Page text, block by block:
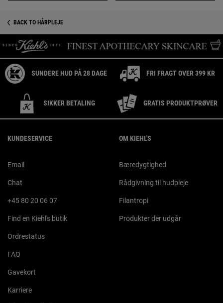
BACK TO HÅRPLEJE
SUNDERE HUD PÅ 28 DAGE FRI FRAGT OVER 399 KR
SIKKER BETALING GRATIS PRODUKTPRØVER
KUNDESERVICE
Email
Chat
+45 80 20 06 07
Find en Kiehl's butik
Ordrestatus
FAQ
Gavekort
Karriere
OM KIEHL'S
Bæredygtighed
Rådgivning til hudpleje
Filantropi
Produkter der udgår